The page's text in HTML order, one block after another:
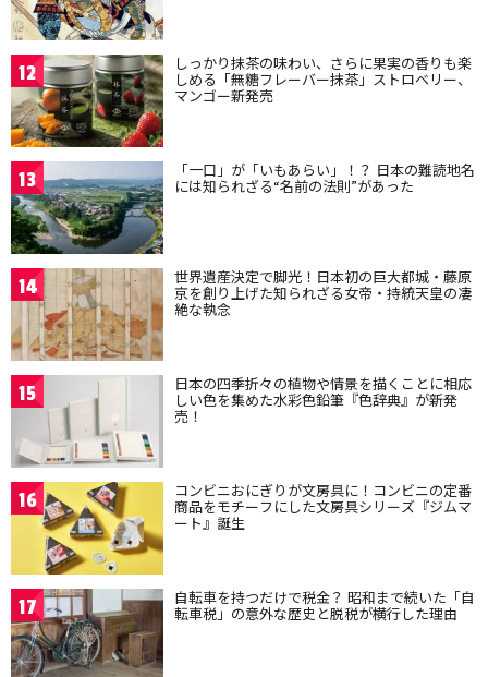
12 しっかり抹茶の味わい、さらに果実の香りも楽
しめる「無糖フレーバー抹茶」ストロベリー、
マンゴー新発売
13 「一口」が「いもあらい」！？ 日本の難読地名
には知られざる“名前の法則”があった
14 世界遺産決定で脚光！日本初の巨大都城・藤原
京を創り上げた知られざる女帝・持統天皇の凄
絶な執念
15 日本の四季折々の植物や情景を描くことに相応
しい色を集めた水彩色鉛筆『色辞典』が新発
売！
16 コンビニおにぎりが文房具に！コンビニの定番
商品をモチーフにした文房具シリーズ『ジムマ
ート』誕生
17 自転車を持つだけで税金？ 昭和まで続いた「自
転車税」の意外な歴史と脱税が横行した理由